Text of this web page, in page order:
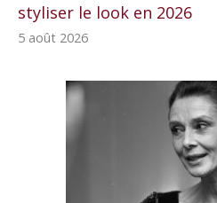
styliser le look en 2026
5 août 2026